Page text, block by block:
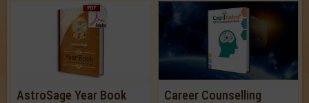
AstroSage Year Book Career Counselling